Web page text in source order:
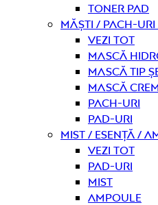
Toner pad
Măști / Pach-uri
Vezi tot
Mască
Mască tip
Mască
Pach-uri
Pad-uri
Mist / Esență /
Vezi tot
Pad-uri
Mist
Ampoule